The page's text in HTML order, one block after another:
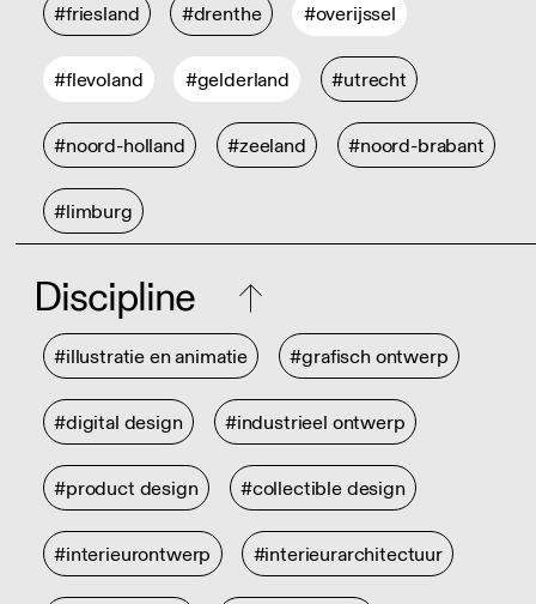
#friesland #drenthe #overijssel
#flevoland #gelderland #utrecht
#noord-holland #zeeland #noord-brabant
#limburg
Discipline
#illustratie en animatie #grafisch ontwerp
#digital design #industrieel ontwerp
#product design #collectible design
#interieurontwerp #interieurarchitectuur